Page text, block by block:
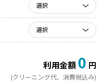
選択
選択
利用金額 0 円
(クリーニング代、消費税込み)